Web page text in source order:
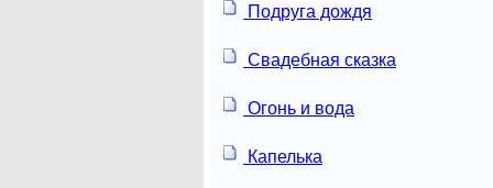
Подруга дождя
Свадебная сказка
Огонь и вода
Капелька